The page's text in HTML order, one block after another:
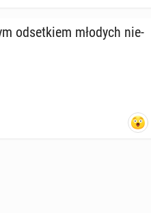
od­set­kiem młodych nie­